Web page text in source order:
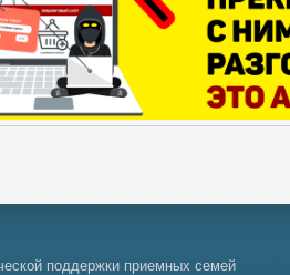
поддержки приемных семей